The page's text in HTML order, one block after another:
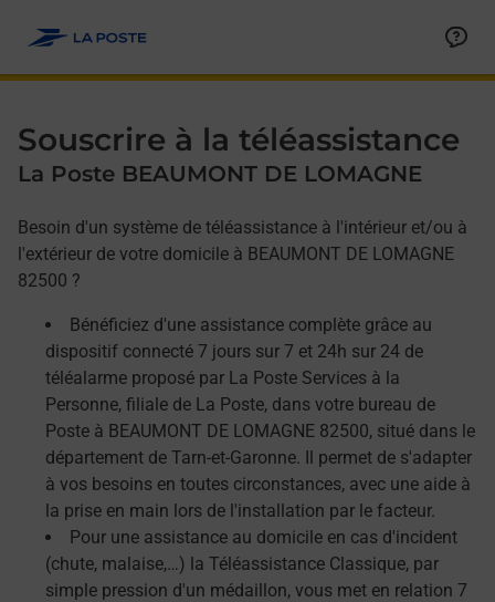
Souscrire à la téléassistance
La Poste BEAUMONT DE LOMAGNE
Besoin d'un système de téléassistance à l'intérieur et/ou à
l'extérieur de votre domicile à BEAUMONT DE LOMAGNE
82500 ?
Bénéficiez d'une assistance complète grâce au
dispositif connecté 7 jours sur 7 et 24h sur 24 de
téléalarme proposé par La Poste Services à la
Personne, filiale de La Poste, dans votre bureau de
Poste à BEAUMONT DE LOMAGNE 82500, situé dans le
département de Tarn-et-Garonne. Il permet de s'adapter
à vos besoins en toutes circonstances, avec une aide à
la prise en main lors de l'installation par le facteur.
Pour une assistance au domicile en cas d'incident
(chute, malaise,…) la Téléassistance Classique, par
simple pression d'un médaillon, vous met en relation 7